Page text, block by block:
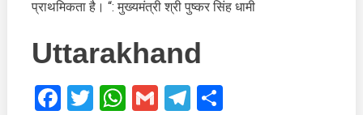
प्राथमिकता है। “: मुख्यमंत्री श्री पुष्कर सिंह धामी
Uttarakhand
Facebook
Twitter
WhatsApp
GmailTelegram
Share